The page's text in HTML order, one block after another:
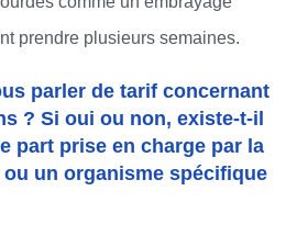
prendre plusieurs semaines.
parler de tarif concernant
? Si oui ou non, existe-t-il
part prise en charge par la
un organisme spécifique